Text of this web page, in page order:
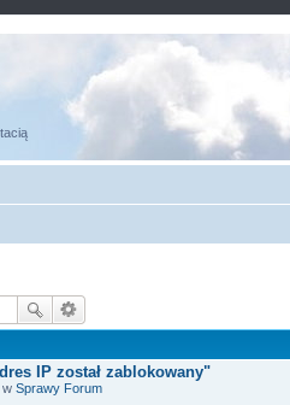
IP został zablokowany"
w Sprawy Forum